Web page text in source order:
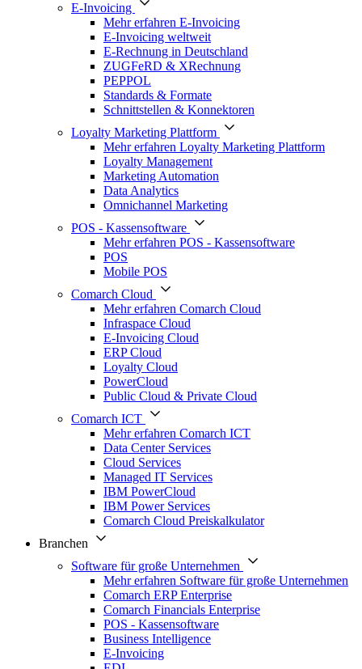
E-Invoicing
Mehr erfahren E-Invoicing
E-Invoicing weltweit
E-Rechnung in Deutschland
ZUGFeRD & XRechnung
PEPPOL
Standards & Formate
Schnittstellen & Konnektoren
Loyalty Marketing Plattform
Mehr erfahren Loyalty Marketing Plattform
Loyalty Management
Marketing Automation
Data Analytics
Omnichannel Marketing
POS - Kassensoftware
Mehr erfahren POS - Kassensoftware
POS
Mobile POS
Comarch Cloud
Mehr erfahren Comarch Cloud
Infraspace Cloud
E-Invoicing Cloud
ERP Cloud
Loyalty Cloud
PowerCloud
Public Cloud & Private Cloud
Comarch ICT
Mehr erfahren Comarch ICT
Data Center Services
Cloud Services
Managed IT Services
IBM PowerCloud
IBM Power Services
Comarch Cloud Preiskalkulator
Branchen
Software für große Unternehmen
Mehr erfahren Software für große Unternehmen
Comarch ERP Enterprise
Comarch Financials Enterprise
POS - Kassensoftware
Business Intelligence
E-Invoicing